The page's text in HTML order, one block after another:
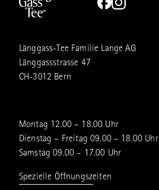
Länggass-Tee Familie Lange AG
Länggassstrasse 47
CH-3012 Bern
Montag 12.00 – 18.00 Uhr
Dienstag – Freitag 09.00 – 18.00 Uhr
Samstag 09.00 – 17.00 Uhr
Spezielle Öffnungszeiten